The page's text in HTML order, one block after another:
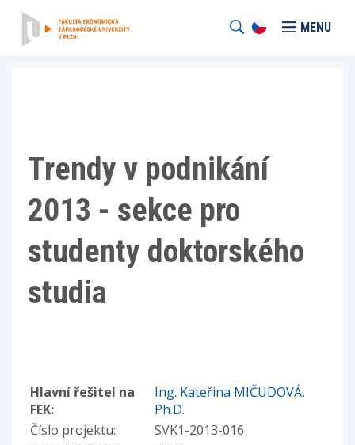
MENU
Trendy v podnikání
2013 - sekce pro
studenty doktorského
studia
Hlavní řešitel na
FEK:
Ing. Kateřina MIČUDOVÁ,
Ph.D.
Číslo projektu:
SVK1-2013-016